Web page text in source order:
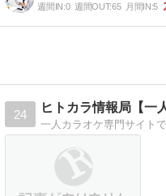
週間IN:0 週間OUT:65 月間IN:5
24
ヒトカラ情報局【一
一人カラオケ専門サイトで